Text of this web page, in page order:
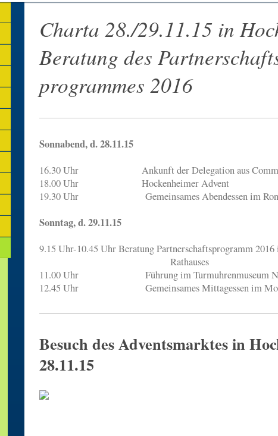
Charta 28./29.11.15 in
Beratung des
programmes 2016
Sonnabend, d. 28.11.15
16.30 Uhr Ankunft der Delegation aus
18.00 Uhr Hockenheimer Advent
19.30 Uhr Gemeinsames Abendessen im
Sonntag, d. 29.11.15
9.15 Uhr-10.45 Uhr Beratung Partnerschaftsprogramm 2016
Rathauses
11.00 Uhr Führung im Turmuhrenmuseum
12.45 Uhr Gemeinsames Mittagessen im
Besuch des Adventsmarktes in
28.11.15